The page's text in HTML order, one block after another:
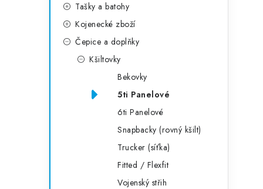
Tašky a batohy
Kojenecké zboží
Čepice a doplňky
Kšiltovky
Bekovky
5ti Panelové
6ti Panelové
Snapbacky (rovný kšilt)
Trucker (síťka)
Fitted / Flexfit
Vojenský střih